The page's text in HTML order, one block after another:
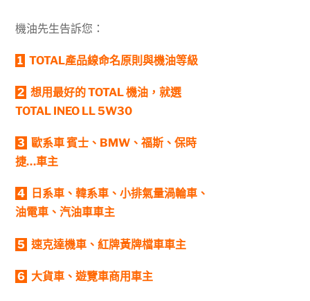
機油先生告訴您：
1 TOTAL產品線命名原則與機油等級
2 想用最好的 TOTAL 機油，就選
TOTAL INEO LL 5W30
3 歐系車 賓士、BMW、福斯、保時
捷…車主
4
日系車、韓系車、小排氣量渦輪車、
油電車、汽油車車主
5 速克達機車、紅牌黃牌檔車車主
6 大貨車、遊覽車商用車主